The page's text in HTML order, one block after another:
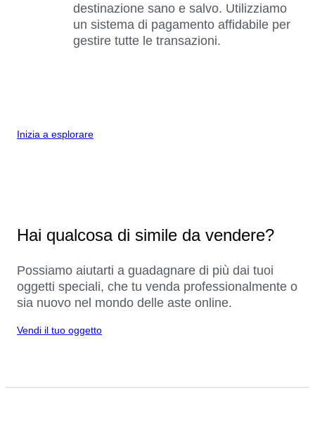
destinazione sano e salvo. Utilizziamo
un sistema di pagamento affidabile per
gestire tutte le transazioni.
Inizia a esplorare
Hai qualcosa di simile da vendere?
Possiamo aiutarti a guadagnare di più dai tuoi
oggetti speciali, che tu venda professionalmente o
sia nuovo nel mondo delle aste online.
Vendi il tuo oggetto